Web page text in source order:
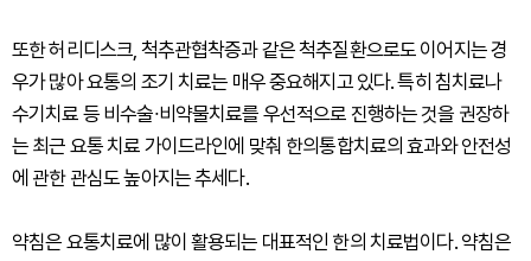
또한 허리디스크, 척추관협착증과 같은 척추질환으로도 이어지는 경
우가 많아 요통의 조기 치료는 매우 중요해지고 있다. 특히 침치료나
수기치료 등 비수술∙비약물치료를 우선적으로 진행하는 것을 권장하
는 최근 요통 치료 가이드라인에 맞춰 한의통합치료의 효과와 안전성
에 관한 관심도 높아지는 추세다.
약침은 요통치료에 많이 활용되는 대표적인 한의 치료법이다. 약침은